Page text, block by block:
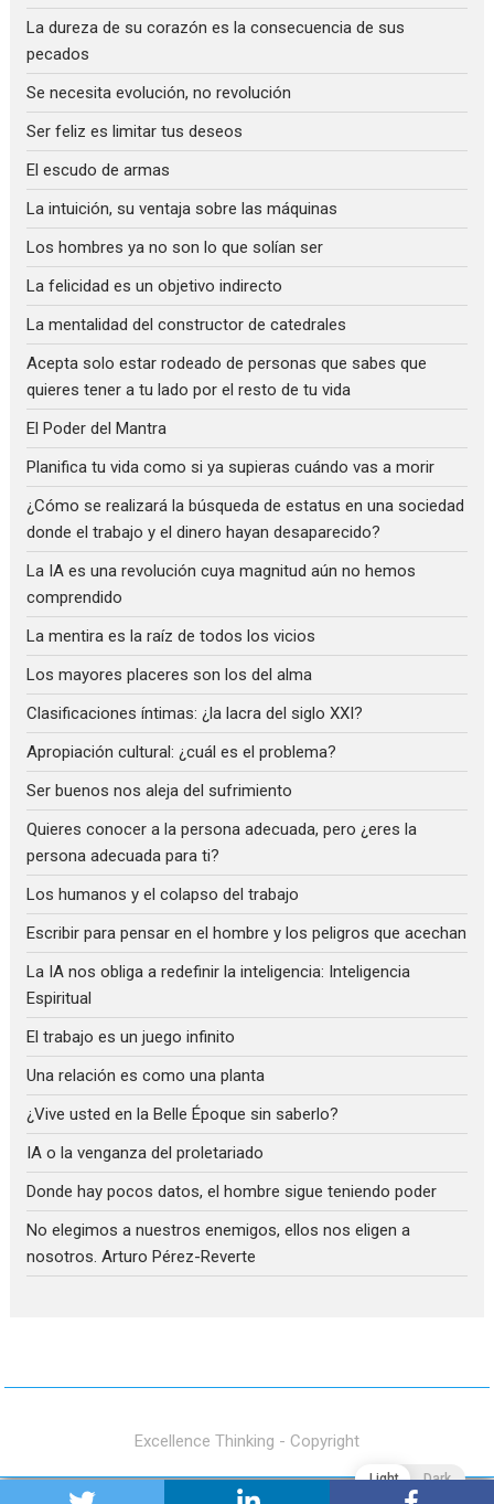
La dureza de su corazón es la consecuencia de sus
pecados
Se necesita evolución, no revolución
Ser feliz es limitar tus deseos
El escudo de armas
La intuición, su ventaja sobre las máquinas
Los hombres ya no son lo que solían ser
La felicidad es un objetivo indirecto
La mentalidad del constructor de catedrales
Acepta solo estar rodeado de personas que sabes que
quieres tener a tu lado por el resto de tu vida
El Poder del Mantra
Planifica tu vida como si ya supieras cuándo vas a morir
¿Cómo se realizará la búsqueda de estatus en una sociedad
donde el trabajo y el dinero hayan desaparecido?
La IA es una revolución cuya magnitud aún no hemos
comprendido
La mentira es la raíz de todos los vicios
Los mayores placeres son los del alma
Clasificaciones íntimas: ¿la lacra del siglo XXI?
Apropiación cultural: ¿cuál es el problema?
Ser buenos nos aleja del sufrimiento
Quieres conocer a la persona adecuada, pero ¿eres la
persona adecuada para ti?
Los humanos y el colapso del trabajo
Escribir para pensar en el hombre y los peligros que acechan
La IA nos obliga a redefinir la inteligencia: Inteligencia
Espiritual
El trabajo es un juego infinito
Una relación es como una planta
¿Vive usted en la Belle Époque sin saberlo?
IA o la venganza del proletariado
Donde hay pocos datos, el hombre sigue teniendo poder
No elegimos a nuestros enemigos, ellos nos eligen a
nosotros. Arturo Pérez-Reverte
Excellence Thinking - Copyright
Light Dark